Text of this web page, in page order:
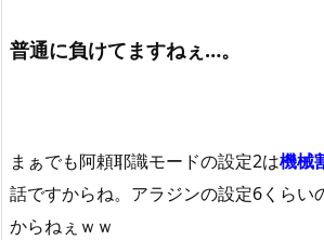
普通に負けてますねぇ…。
まぁでも阿頼耶識モードの設定2は機械
話ですからね。アラジンの設定6くらい
からねぇｗｗ